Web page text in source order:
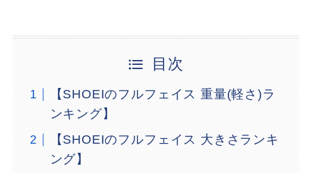
目次
【SHOEIのフルフェイス 重量(軽さ)ラ
ンキング】
【SHOEIのフルフェイス 大きさランキ
ング】